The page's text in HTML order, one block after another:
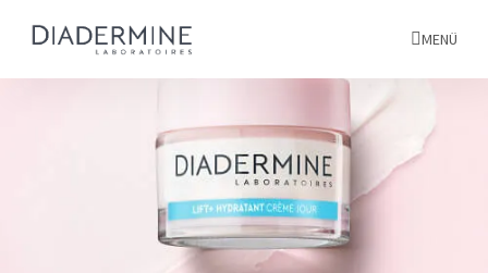
MENÜ